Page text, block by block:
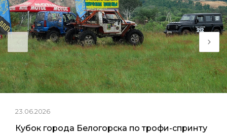
23.06.2026
Кубок города Белогорска по трофи-спринту